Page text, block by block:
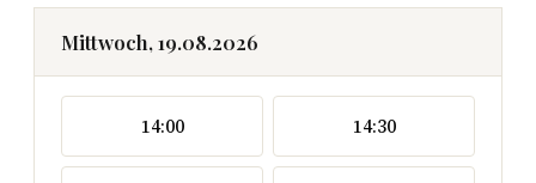
Mittwoch, 19.08.2026
14:00 14:30